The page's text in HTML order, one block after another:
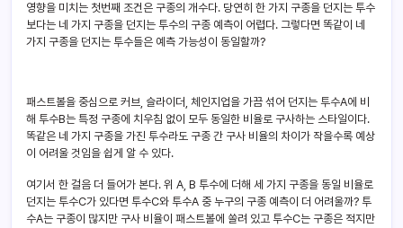
영향을 미치는 첫번째 조건은 구종의 개수다. 당연히 한 가지 구종을 던지는 투수
보다는 네 가지 구종을 던지는 투수의 구종 예측이 어렵다. 그렇다면 똑같이 네
가지 구종을 던지는 투수들은 예측 가능성이 동일할까?
패스트볼을 중심으로 커브, 슬라이더, 체인지업을 가끔 섞어 던지는 투수A에 비
해 투수B는 특정 구종에 치우침 없이 모두 동일한 비율로 구사하는 스타일이다.
똑같은 네 가지 구종을 가진 투수라도 구종 간 구사 비율의 차이가 작을수록 예상
이 어려울 것임을 쉽게 알 수 있다.
여기서 한 걸음 더 들어가 본다. 위 A, B 투수에 더해 세 가지 구종을 동일 비율로
던지는 투수C가 있다면 투수C와 투수A 중 누구의 구종 예측이 더 어려울까? 투
수A는 구종이 많지만 구사 비율이 패스트볼에 쏠려 있고 투수C는 구종은 적지만